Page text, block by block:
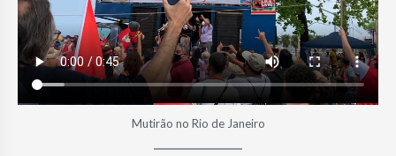
Mutirão no Rio de Janeiro